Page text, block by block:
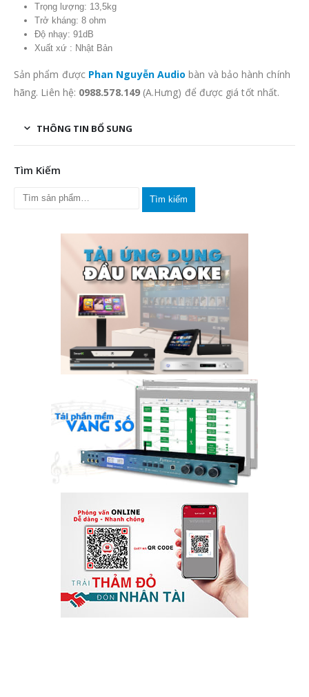
Trọng lượng: 13,5kg
Trở kháng: 8 ohm
Độ nhạy: 91dB
Xuất xứ : Nhật Bản
Sản phẩm được Phan Nguyễn Audio bàn và bảo hành chính
hãng. Liên hệ: 0988.578.149(A.Hưng) để được giá tốt nhất.
THÔNG TIN BỔ SUNG
Tìm Kiếm
Tìm kiếm